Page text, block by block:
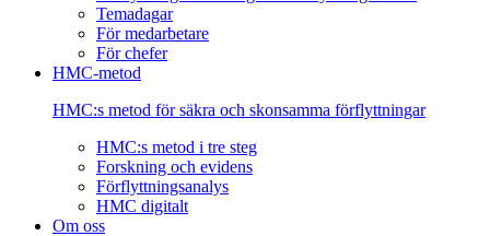
Temadagar
För medarbetare
För chefer
HMC-metod
HMC:s metod för säkra och skonsamma förflyttningar
HMC:s metod i tre steg
Forskning och evidens
Förflyttningsanalys
HMC digitalt
Om oss